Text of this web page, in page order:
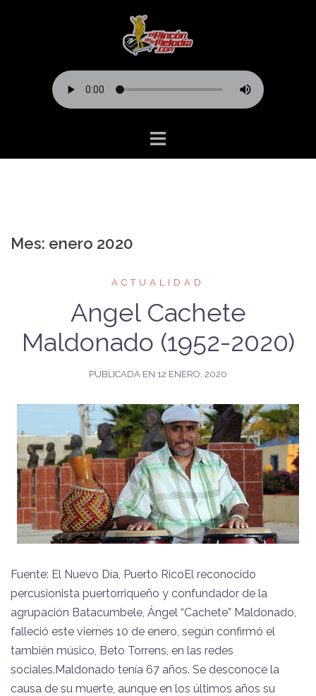
Mes: enero 2020
ACTUALIDAD
Angel Cachete
Maldonado (1952-2020)
PUBLICADA EN 12 ENERO, 2020
Fuente: El Nuevo Día, Puerto RicoEl reconocido
percusionista puertorriqueño y confundador de la
agrupación Batacumbele, Ángel “Cachete” Maldonado,
falleció este viernes 10 de enero, según confirmó el
también músico, Beto Torrens, en las redes
sociales.Maldonado tenía 67 años. Se desconoce la
causa de su muerte, aunque en los últimos años su